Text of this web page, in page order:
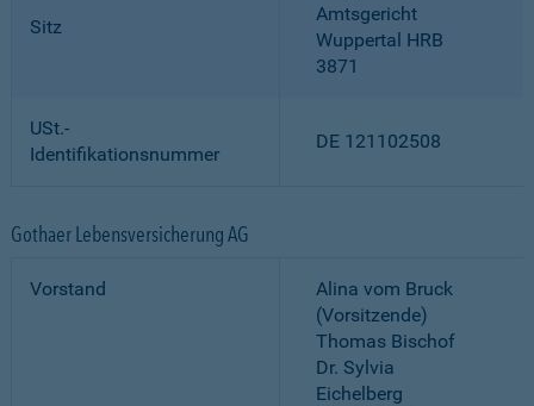
Sitz
Amtsgericht
Wuppertal HRB
3871
USt.-
Identifikationsnummer
DE 121102508
Gothaer Lebensversicherung AG
Vorstand
Alina vom Bruck
(Vorsitzende)
Thomas Bischof
Dr. Sylvia
Eichelberg